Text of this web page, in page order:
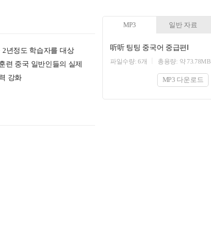
년정도 학습자를 대상
련 중국 일반인들의 실제
강화
MP3 일반 자료
听听 팅팅 중국어 중급편Ⅰ
파일수량: 6개 총용량: 약 73.78MB
MP3 다운로드